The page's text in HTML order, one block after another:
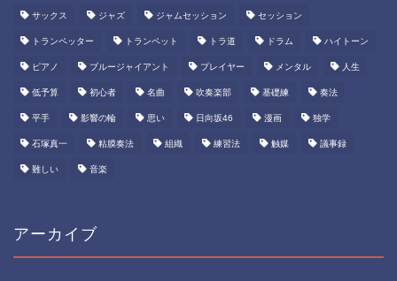
サックス ジャズ ジャムセッション セッション
トランペッター トランペット トラ道 ドラム ハイトーン
ピアノ ブルージャイアント プレイヤー メンタル 人生
低予算 初心者 名曲 吹奏楽部 基礎練 奏法
平手 影響の輪 思い 日向坂46 漫画 独学
石塚真一 粘膜奏法 組織 練習法 触媒 議事録
難しい 音楽
アーカイブ